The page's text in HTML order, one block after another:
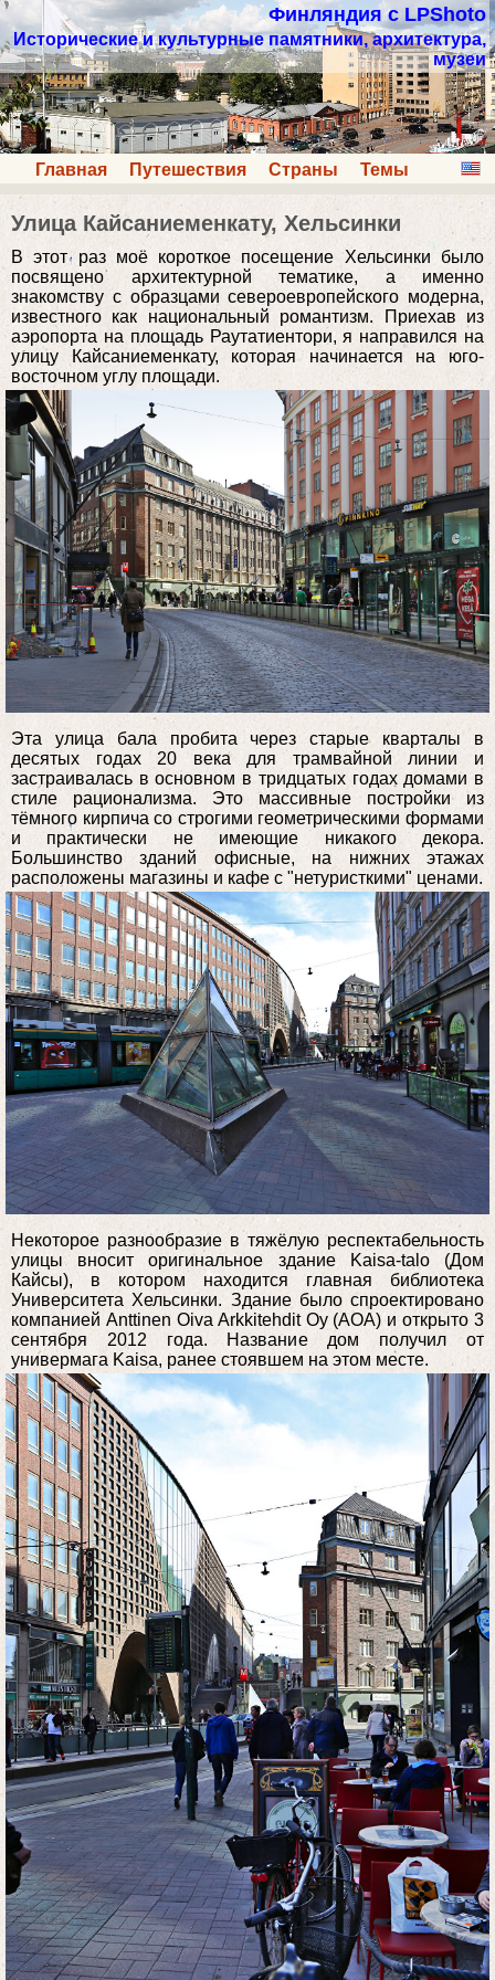
Финляндия с LPShoto
Исторические и культурные памятники, архитектура,
музеи
Главная Путешествия Страны Темы
Улица Кайсаниеменкату, Хельсинки
В этот раз моё короткое посещение Хельсинки было
посвящено архитектурной тематике, а именно
знакомству с образцами североевропейского модерна,
известного как национальный романтизм. Приехав из
аэропорта на площадь Раутатиентори, я направился на
улицу Кайсаниеменкату, которая начинается на юго-
восточном углу площади.
Эта улица бала пробита через старые кварталы в
десятых годах 20 века для трамвайной линии и
застраивалась в основном в тридцатых годах домами в
стиле рационализма. Это массивные постройки из
тёмного кирпича со строгими геометрическими формами
и практически не имеющие никакого декора.
Большинство зданий офисные, на нижних этажах
расположены магазины и кафе с "нетуристкими" ценами.
Некоторое разнообразие в тяжёлую респектабельность
улицы вносит оригинальное здание Kaisa-talo (Дом
Кайсы), в котором находится главная библиотека
Университета Хельсинки. Здание было спроектировано
компанией Anttinen Oiva Arkkitehdit Oy (AOA) и открыто 3
сентября 2012 года. Название дом получил от
универмага Kaisa, ранее стоявшем на этом месте.